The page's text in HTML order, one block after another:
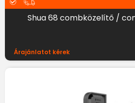
Shua 68 combközelítő /
Árajánlatot kérek